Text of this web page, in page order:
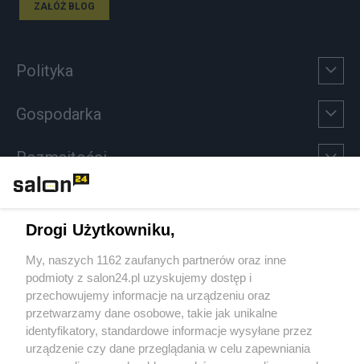
ZAŁÓŻ BLOG
Polityka
Gospodarka
Rozmaitości
Sport
Społeczeństwo
Kultura
Drogi Użytkowniku,
My, naszych 1162 zaufanych partnerów oraz inne
podmioty z salon24.pl uzyskujemy dostęp i
przechowujemy informacje na urządzeniu oraz
przetwarzamy dane osobowe, takie jak unikalne
identyfikatory, standardowe informacje wysyłane przez
urządzenie czy dane przeglądania w celu zapewniania